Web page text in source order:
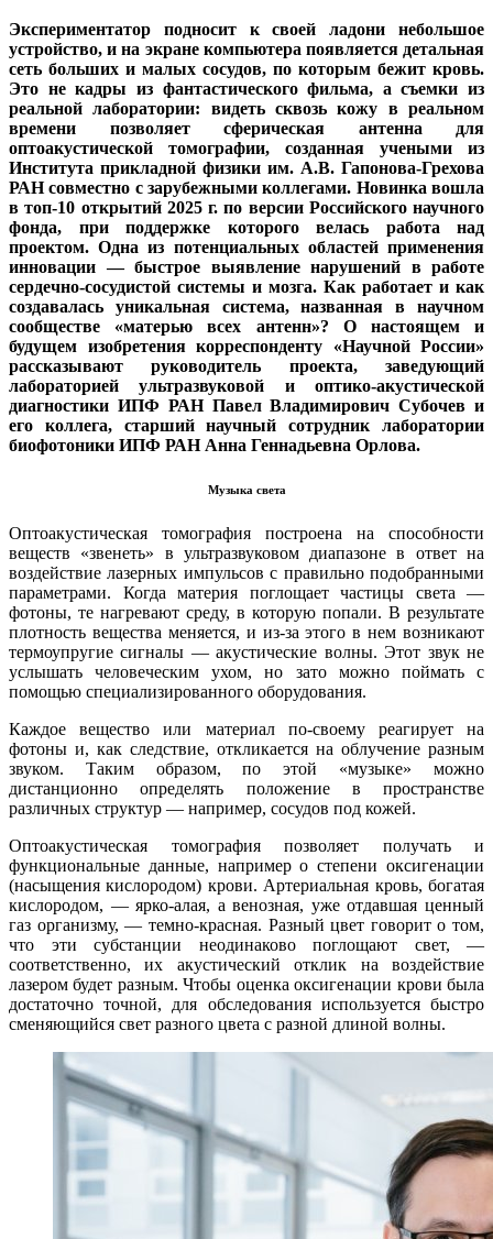
Экспериментатор подносит к своей ладони небольшое
устройство, и на экране компьютера появляется детальная
сеть больших и малых сосудов, по которым бежит кровь.
Это не кадры из фантастического фильма, а съемки из
реальной лаборатории: видеть сквозь кожу в реальном
времени позволяет сферическая антенна для
оптоакустической томографии, созданная учеными из
Института прикладной физики им. А.В. Гапонова-Грехова
РАН совместно с зарубежными коллегами. Новинка вошла
в топ-10 открытий 2025 г. по версии Российского научного
фонда, при поддержке которого велась работа над
проектом. Одна из потенциальных областей применения
инновации — быстрое выявление нарушений в работе
сердечно-сосудистой системы и мозга. Как работает и как
создавалась уникальная система, названная в научном
сообществе
«матерью всех антенн»? О настоящем и
будущем изобретения корреспонденту «Научной России»
рассказывают руководитель проекта, заведующий
лабораториейультразвуковой и оптико-акустической
диагностики ИПФ РАН Павел Владимирович Субочев и
его коллега, старший научный сотрудник лаборатории
биофотоники ИПФ РАН Анна Геннадьевна Орлова.
Музыка света
Оптоакустическая томография построена на способности
веществ «звенеть» в ультразвуковом диапазоне в ответ на
воздействие лазерных импульсов с правильно подобранными
параметрами. Когда материя поглощает частицы света —
фотоны, те нагревают среду, в которую попали. В результате
плотность вещества меняется, и из-за этого в нем возникают
термоупругие сигналы — акустические волны. Этот звук не
услышать человеческим ухом, но зато можно поймать с
помощью специализированного оборудования.
Каждое вещество или материал по-своему реагирует на
фотоны и, как следствие, откликается на облучение разным
звуком. Таким образом, по этой «музыке» можно
дистанционно определять положение в пространстве
различных структур — например, сосудов под кожей.
Оптоакустическая томография позволяет получать и
функциональные данные, например о степени оксигенации
(насыщения кислородом) крови. Артериальная кровь, богатая
кислородом, — ярко-алая, а венозная, уже отдавшая ценный
газ организму, — темно-красная. Разный цвет говорит о том,
что эти субстанции неодинаково поглощают свет, —
соответственно, их акустический отклик на воздействие
лазером будет разным. Чтобы оценка оксигенации крови была
достаточно точной, для обследования используется быстро
сменяющийся свет разного цвета с разной длиной волны.